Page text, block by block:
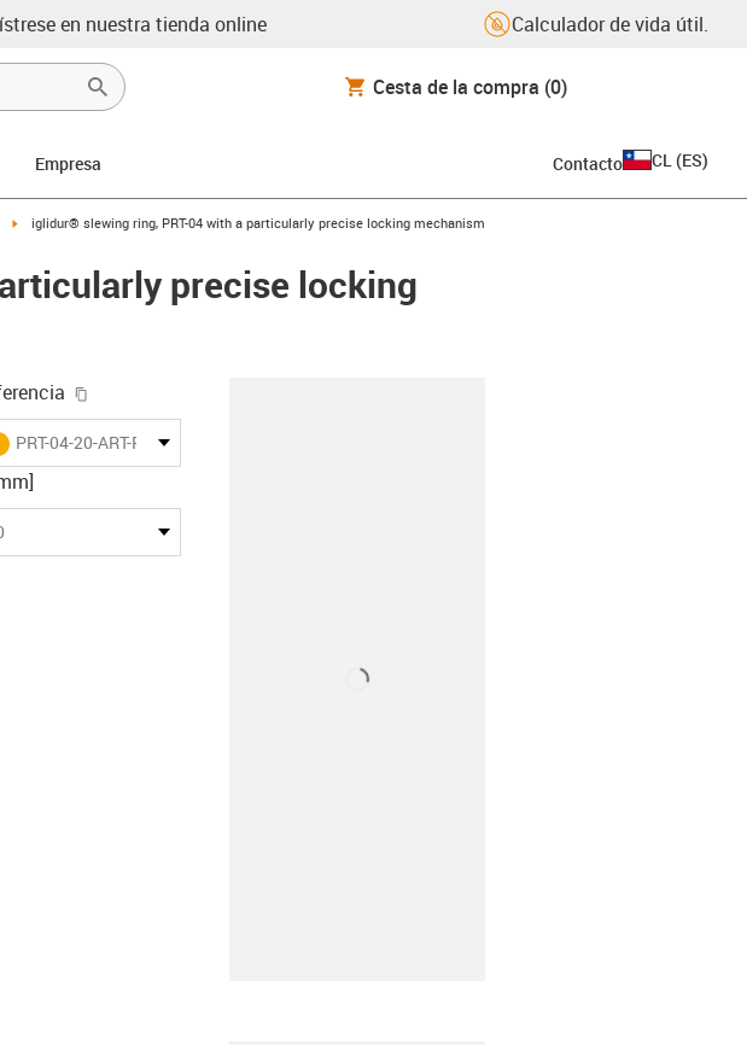
en nuestra tienda online Calculador de vida útil.
Cesta de la compra (0)
Empresa Contacto CL (ES)
igus-icon-arrow-right
iglidur® slewing ring, PRT-04 with a particularly precise locking mechanism
precise locking
igus-icon-lieferzeit
PRT-04-20-ART-PR